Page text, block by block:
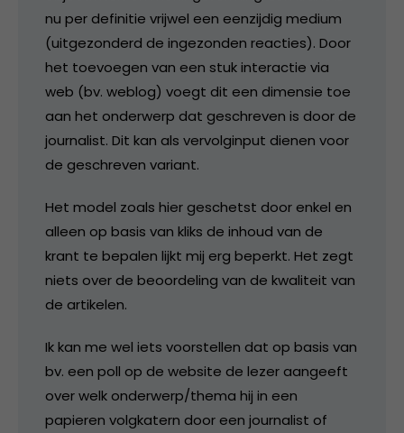
nu per definitie vrijwel een eenzijdig medium
(uitgezonderd de ingezonden reacties). Door
het toevoegen van een stuk interactie via
web (bv. weblog) voegt dit een dimensie toe
aan het onderwerp dat geschreven is door de
journalist. Dit kan als vervolginput dienen voor
de geschreven variant.
Het model zoals hier geschetst door enkel en
alleen op basis van kliks de inhoud van de
krant te bepalen lijkt mij erg beperkt. Het zegt
niets over de beoordeling van de kwaliteit van
de artikelen.
Ik kan me wel iets voorstellen dat op basis van
bv. een poll op de website de lezer aangeeft
over welk onderwerp/thema hij in een
papieren volgkatern door een journalist of